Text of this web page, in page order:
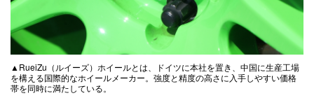
▲RueiZu（ルイーズ）ホイールとは、ドイツに本社を置き、中国に生産工場
を構える国際的なホイールメーカー。強度と精度の高さに入手しやすい価格
帯を同時に満たしている。